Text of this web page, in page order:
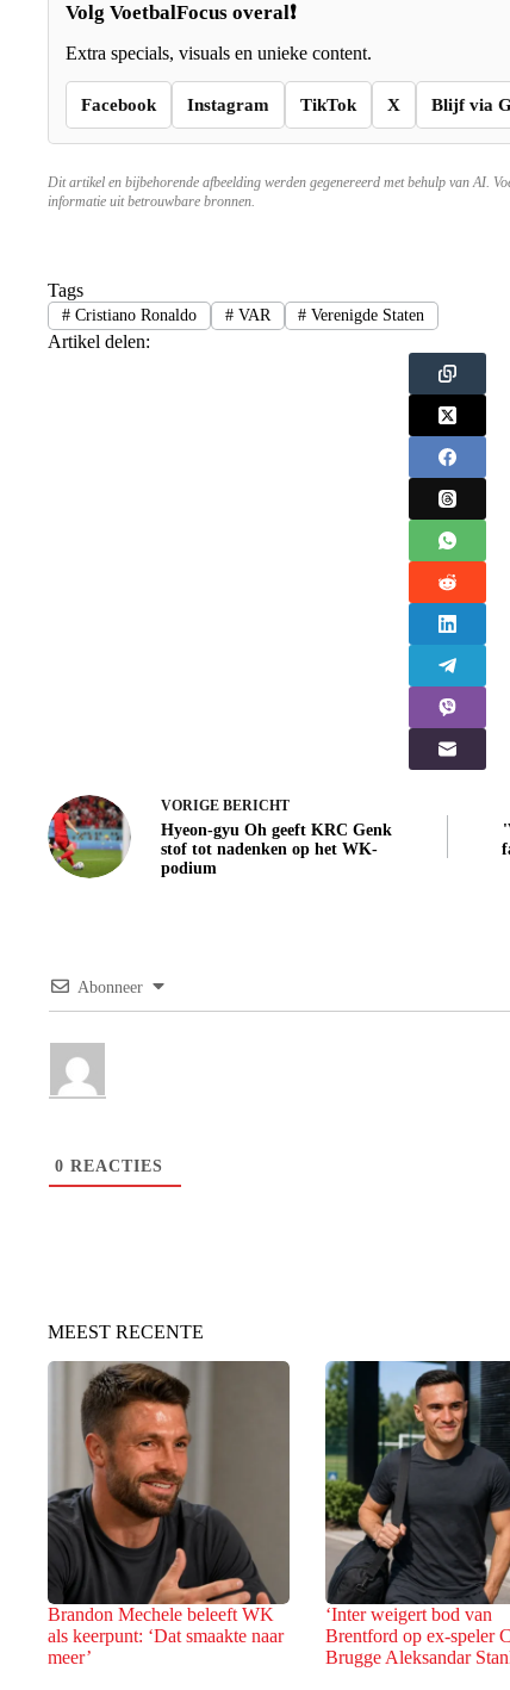
Volg VoetbalFocus overal❗
Extra specials, visuals en unieke content.
Facebook Instagram TikTok X Blijf via
Dit artikel en bijbehorende afbeelding werden gegenereerd met behulp van AI.
informatie uit betrouwbare bronnen.
Tags
#Cristiano Ronaldo #VAR # Verenigde Staten
Artikel delen:
VORIGE BERICHT
Hyeon-gyu Oh geeft KRC Genk
stof tot nadenken op het WK-
podium
Abonneer
0 REACTIES
MEEST RECENTE
Brandon Mechele beleeft WK
als keerpunt: ‘Dat smaakte naar
meer’
‘Inter weigert bod van
Brentford op ex-speler
Brugge Aleksandar